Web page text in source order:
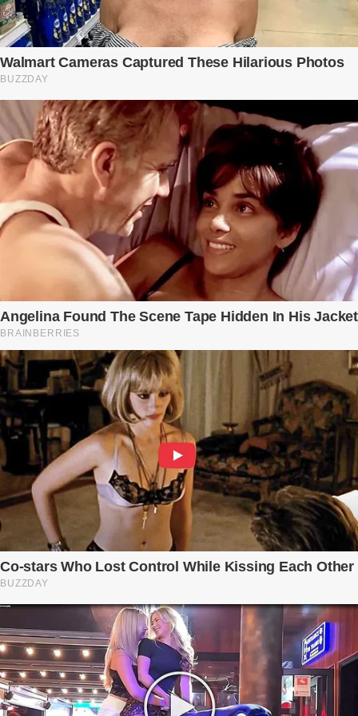
xuống bàn ly n...